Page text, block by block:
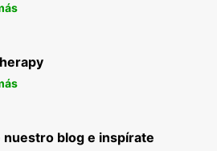
nuestro blog e inspírate